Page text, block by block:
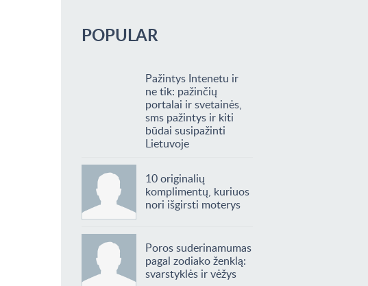
POPULAR
Pažintys Intenetu ir
ne tik: pažinčių
portalai ir svetainės,
sms pažintys ir kiti
būdai susipažinti
Lietuvoje
10 originalių
komplimentų, kuriuos
nori išgirsti moterys
Poros suderinamumas
pagal zodiako ženklą:
svarstyklės ir vėžys